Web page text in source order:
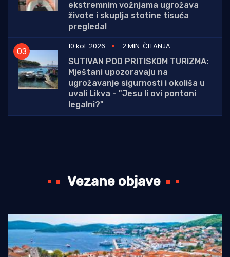
ekstremnim vožnjama ugrožava
živote i skuplja stotine tisuća
pregleda!
10 kol. 2026
2 MIN. ČITANJA
SUTIVAN POD PRITISKOM TURIZMA:
Mještani upozoravaju na
ugrožavanje sigurnosti i okoliša u
uvali Likva - "Jesu li ovi pontoni
legalni?"
Vezane objave